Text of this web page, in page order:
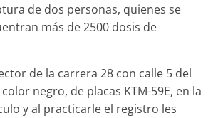
de dos personas, quienes se
más de 2500 dosis de
de la carrera 28 con calle 5 del
negro, de placas KTM-59E, en la
y al practicarle el registro les